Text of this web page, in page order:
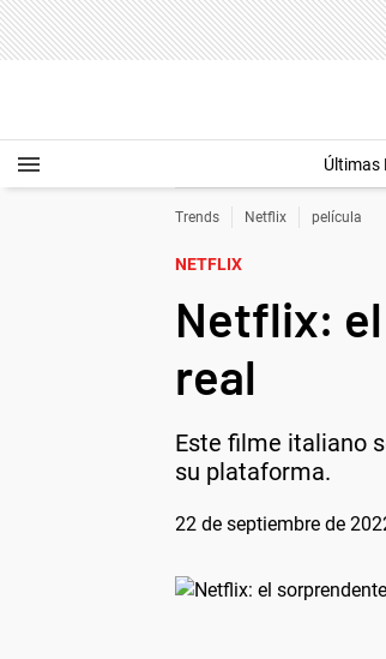
Últimas
Trends Netflix película
NETFLIX
Netflix:
real
Este filme italiano
su plataforma.
22 de septiembre de